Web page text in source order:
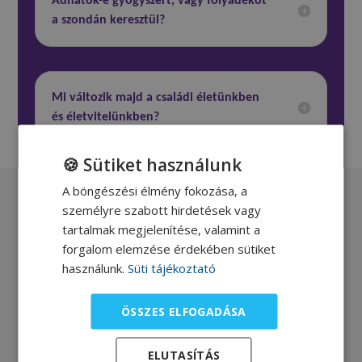
a szondán keresztül?
Mi változik majd a családi életünkben
és életvitelünkben?
🍪 Sütiket használunk
A böngészési élmény fokozása, a
személyre szabott hirdetések vagy
tartalmak megjelenítése, valamint a
forgalom elemzése érdekében sütiket
használunk. Süti tájékoztató
ÖSSZES ELFOGADÁSA
ELUTASÍTÁS